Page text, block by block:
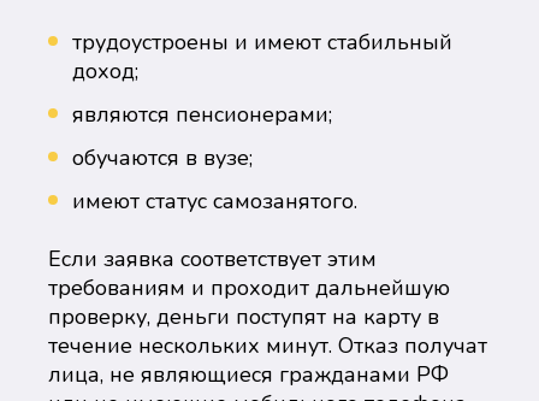
трудоустроены и имеют стабильный
доход;
являются пенсионерами;
обучаются в вузе;
имеют статус самозанятого.
Если заявка соответствует этим
требованиям и проходит дальнейшую
проверку, деньги поступят на карту в
течение нескольких минут. Отказ получат
лица, не являющиеся гражданами РФ